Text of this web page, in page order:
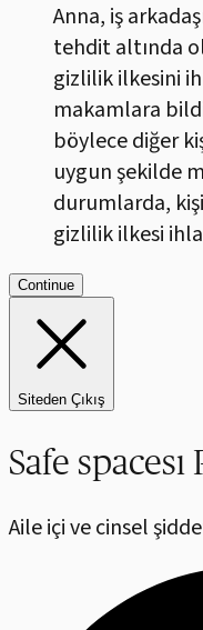
Anna, iş
tehdit altında
gizlilik ilkesini
makamlara
böylece diğer
uygun şekilde
durumlarda,
Continue
Siteden Çıkış
Safe spacesı
Aile içi ve cinsel